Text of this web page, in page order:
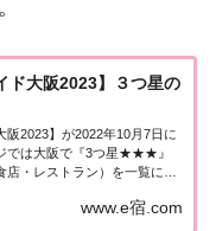
ド大阪2023】３つ星の
阪2023】が2022年10月7日に
では大阪で『3つ星★★★』
・レストラン）を一覧にま
2023で「3つ星」を獲得した
）2024...
www.e宿.com